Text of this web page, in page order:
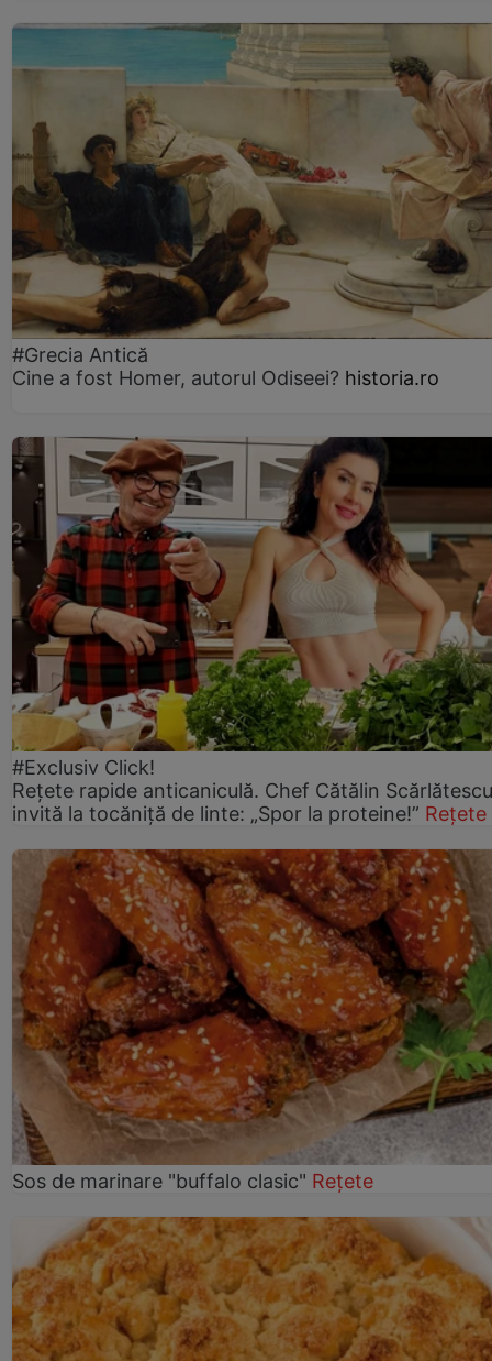
#Grecia Antică
Cine a fost Homer, autorul Odiseei? historia.ro
#Exclusiv Click!
Rețete rapide anticaniculă. Chef Cătălin
invită la tocăniță de linte: „Spor la proteine!” Rețete
Sos de marinare "buffalo clasic" Rețete